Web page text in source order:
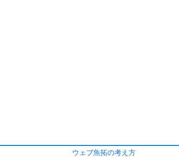
ウェブ魚拓の考え方